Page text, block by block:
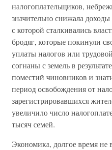
налогоплательщиков,
значительно снижала
с которой сталкивались
бродяг, которые покинули
уплаты налогов или
согнаны с земель в
поместий чиновников и
период освобождения от
зарегистрировавшихся
увеличило число
тысяч семей.
Экономика, долгое время не